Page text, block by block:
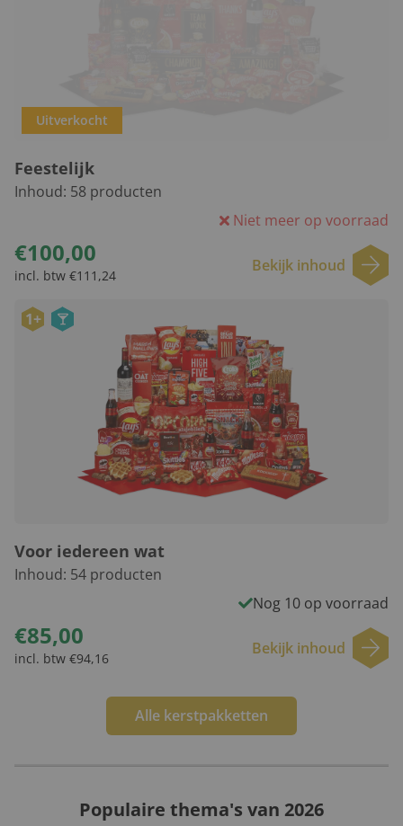
Uitverkocht
Feestelijk
Inhoud: 58 producten
Niet meer op voorraad
€100,00
incl. btw €111,24
Bekijk inhoud
1+
Voor iedereen wat
Inhoud: 54 producten
Nog 10 op voorraad
€85,00
incl. btw €94,16
Bekijk inhoud
Alle kerstpakketten
Populaire thema's van 2026